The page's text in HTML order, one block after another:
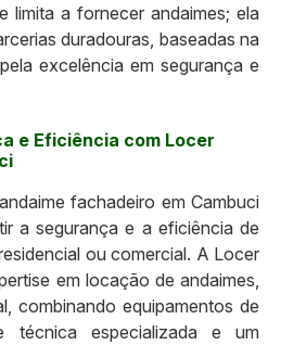
limita a fornecer andaimes; ela
duradouras, baseadas na
excelência em segurança e
e Eficiência com Locer
fachadeiro em Cambuci
a segurança e a eficiência de
ou comercial. A Locer
em locação de andaimes,
combinando equipamentos de
técnica especializada e um